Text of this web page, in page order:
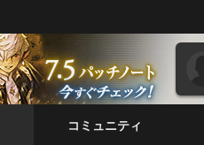
コミュニティ